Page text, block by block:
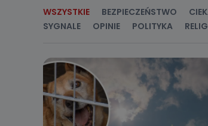
WSZYSTKIE BEZPIECZEŃSTWO
SYGNALE
OPINIE POLITYKA